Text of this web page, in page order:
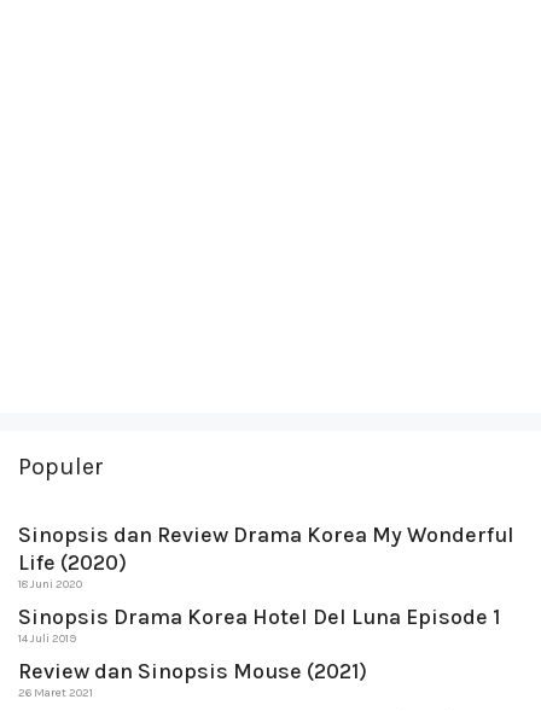
Populer
Sinopsis dan Review Drama Korea My Wonderful
Life (2020)
18 Juni 2020
Sinopsis Drama Korea Hotel Del Luna Episode 1
14 Juli 2019
Review dan Sinopsis Mouse (2021)
26 Maret 2021